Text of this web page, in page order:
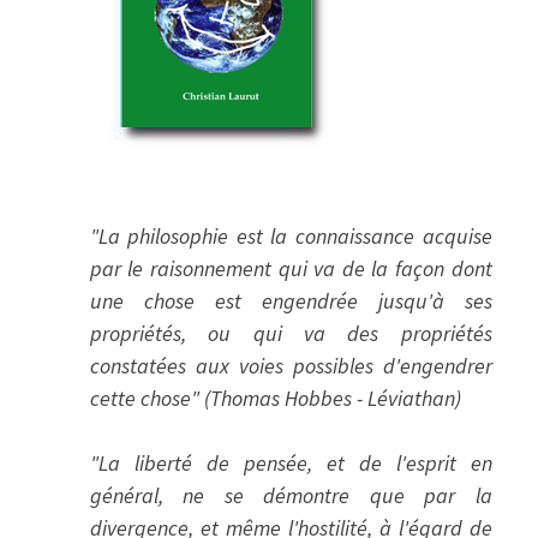
"La philosophie est la connaissance acquise
par le raisonnement qui va de la façon dont
une chose est engendrée jusqu'à ses
propriétés, ou qui va des propriétés
constatées aux voies possibles d'engendrer
cette chose" (Thomas Hobbes - Léviathan)
"La liberté de pensée, et de l'esprit en
général, ne se démontre que par la
divergence, et même l'hostilité, à l'égard de